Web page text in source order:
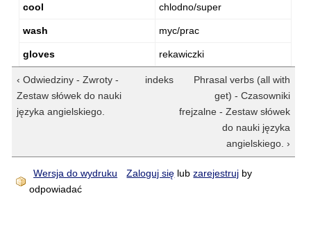
cool chlodno/super
wash myc/prac
gloves rekawiczki
‹ Odwiedziny - Zwroty -
Zestaw słówek do nauki
języka angielskiego.
indeks
Phrasal verbs (all with
get) - Czasowniki
frejzalne - Zestaw słówek
do nauki języka
angielskiego. ›
Wersja do wydruku Zaloguj się lubzarejestruj by
odpowiadać